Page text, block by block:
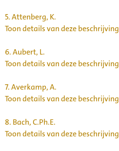
5.Attenberg, K.
Toon details van deze beschrijving
6.Aubert, L.
Toon details van deze beschrijving
7.Averkamp, A.
Toon details van deze beschrijving
8. Bach, C.Ph.E.
Toon details van deze beschrijving